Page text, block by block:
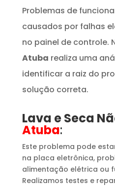
Problemas de
causados por falhas
no painel de controle.
Atuba realiza uma
identificar a raiz do
solução correta.
Lava e Seca
Atuba:
Este problema pode
na placa eletrônica,
alimentação elétrica ou
Realizamos testes e